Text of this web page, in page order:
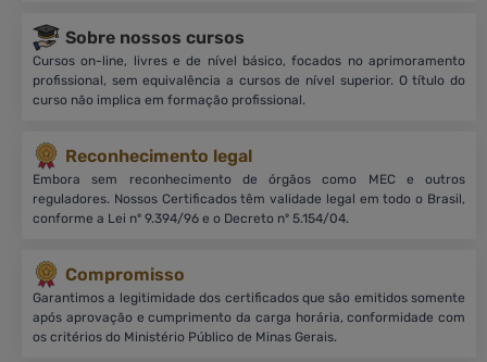
Sobre nossos cursos
Cursos on-line, livres e de nível básico, focados no aprimoramento
profissional, sem equivalência a cursos de nível superior. O título do
curso não implica em formação profissional.
Reconhecimento legal
Embora sem reconhecimento de órgãos como MEC e outros
reguladores. Nossos Certificados têm validade legal em todo o Brasil,
conforme a Lei nº 9.394/96 e o Decreto nº 5.154/04.
Compromisso
Garantimos a legitimidade dos certificados que são emitidos somente
após aprovação e cumprimento da carga horária, conformidade com
os critérios do Ministério Público de Minas Gerais.